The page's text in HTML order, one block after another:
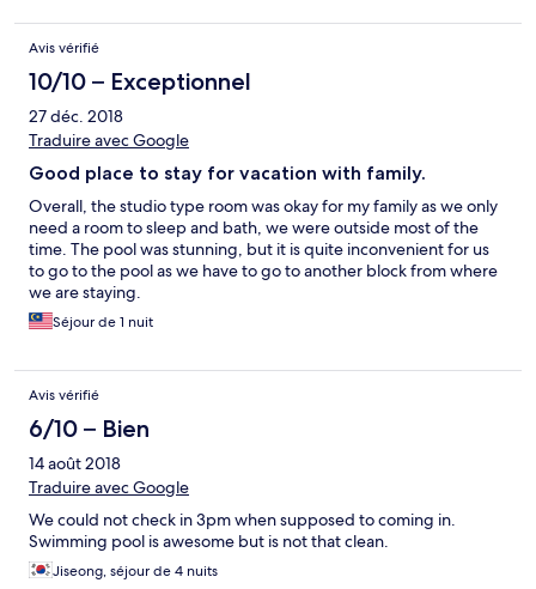
Avis vérifié
10/10 – Exceptionnel
27 déc. 2018
Traduire avec Google
Good place to stay for vacation with family.
Overall, the studio type room was okay for my family as we only
need a room to sleep and bath, we were outside most of the
time. The pool was stunning, but it is quite inconvenient for us
to go to the pool as we have to go to another block from where
we are staying.
Séjour de 1 nuit
Avis vérifié
6/10 – Bien
14 août 2018
Traduire avec Google
We could not check in 3pm when supposed to coming in.
Swimming pool is awesome but is not that clean.
Jiseong, séjour de 4 nuits